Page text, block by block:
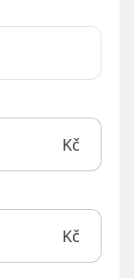
Kč
Kč